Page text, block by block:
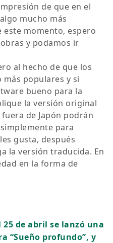
de que en el
mucho más
este momento, espero
y podamos ir
al hecho de que los
populares y si
bueno para la
la versión original
de Japón podrán
para
gusta, después
la versión traducida. En
en la forma de
de abril se lanzó una
“Sueño profundo”, y